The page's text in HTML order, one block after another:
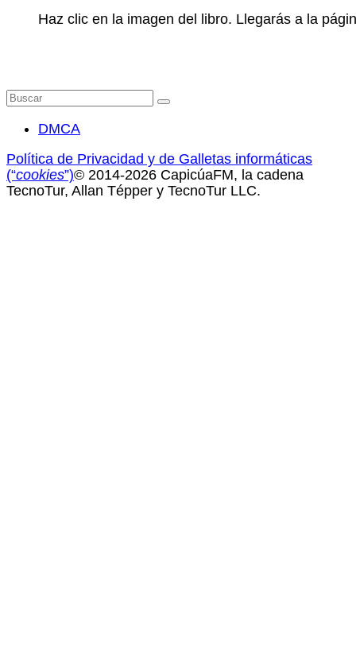
Haz clic en la imagen del libro. Llegarás a la
Buscar
DMCA
Política de Privacidad y de Galletas informáticas
(“cookies”)© 2014-2026 CapicúaFM, la cadena
TecnoTur, Allan Tépper y TecnoTur LLC.